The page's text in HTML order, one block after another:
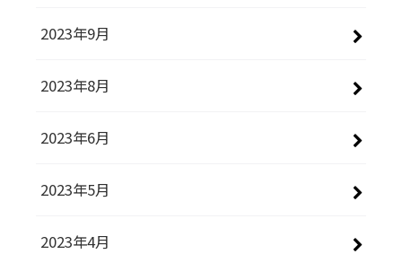
2023年9月
2023年8月
2023年6月
2023年5月
2023年4月